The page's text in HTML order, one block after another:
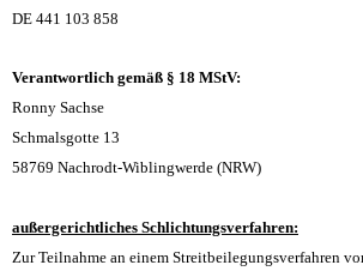
DE 441 103 858
Verantwortlich gemäß § 18 MStV:
Ronny Sachse
Schmalsgotte 13
58769 Nachrodt-Wiblingwerde (NRW)
außergerichtliches Schlichtungsverfahren:
Zur Teilnahme an einem Streitbeilegungsverfahren